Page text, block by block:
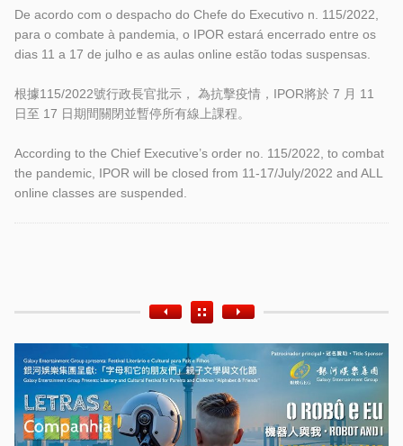
De acordo com o despacho do Chefe do Executivo n. 115/2022,
para o combate à pandemia, o IPOR estará encerrado entre os
dias 11 a 17 de julho e as aulas online estão todas suspensas.
根據115/2022號行政長官批示， 為抗擊疫情，IPOR將於 7 月 11
日至 17 日期間關閉並暫停所有線上課程。
According to the Chief Executive’s order no. 115/2022, to combat
the pandemic, IPOR will be closed from 11-17/July/2022 and ALL
online classes are suspended.